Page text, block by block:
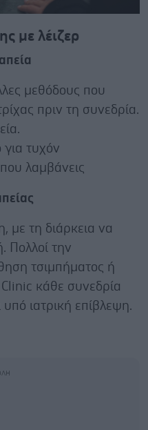
με λέιζερ
μεθόδους που
πριν τη συνεδρία.
για τυχόν
λαμβάνεις
με τη διάρκεια να
Πολλοί την
τσιμπήματος ή
κάθε συνεδρία
ιατρική επίβλεψη.